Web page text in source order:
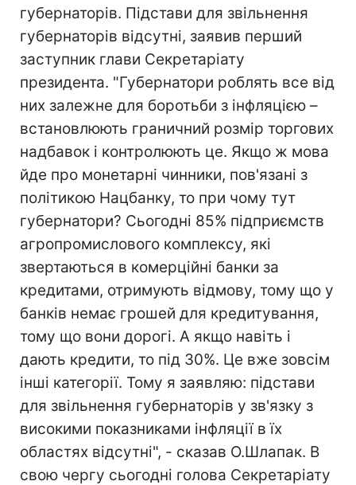
губернаторів. Підстави для звільнення
губернаторів відсутні, заявив перший
заступник глави Секретаріату
президента. "Губернатори роблять все від
них залежне для боротьби з інфляцією –
встановлюють граничний розмір торгових
надбавок і контролюють це. Якщо ж мова
йде про монетарні чинники, пов'язані з
політикою Нацбанку, то при чому тут
губернатори? Сьогодні 85% підприємств
агропромислового комплексу, які
звертаються в комерційні банки за
кредитами, отримують відмову, тому що у
банків немає грошей для кредитування,
тому що вони дорогі. А якщо навіть і
дають кредити, то під 30%. Це вже зовсім
інші категорії. Тому я заявляю: підстави
для звільнення губернаторів у зв'язку з
високими показниками інфляції в їх
областях відсутні", - сказав О.Шлапак. В
свою чергу сьогодні голова Секретаріату